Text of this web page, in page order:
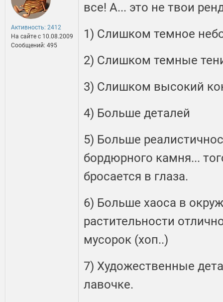
Активность: 2412
На сайте c 10.08.2009
Сообщений: 495
все! А... это не твои
1) Слишком темное
2) Слишком темные
3) Слишком высокий
4) Больше деталей
5) Больше
бордюрного камня...
бросается в глаза.
6) Больше хаоса в
растительности
мусорок (хоп..)
7) Художественные
лавочке.